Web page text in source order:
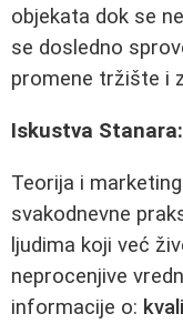
objekata dok se
se dosledno
promene tržište i
Iskustva
Teorija i
svakodnevne
ljudima koji već
neprocenjive
informacije o: